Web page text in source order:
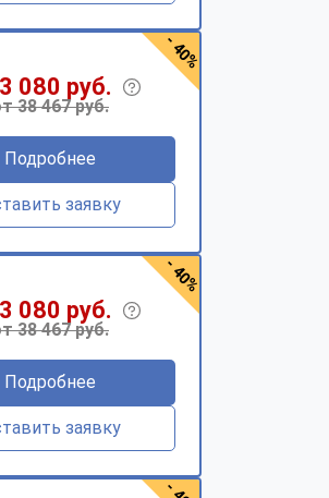
080 руб.
38 467 руб.
Подробнее
заявку
- 40%
080 руб.
38 467 руб.
Подробнее
заявку
- 40%